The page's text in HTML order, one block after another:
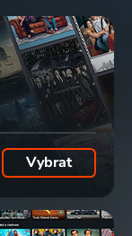
Vybrat